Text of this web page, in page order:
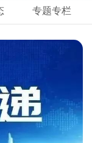
专题专栏